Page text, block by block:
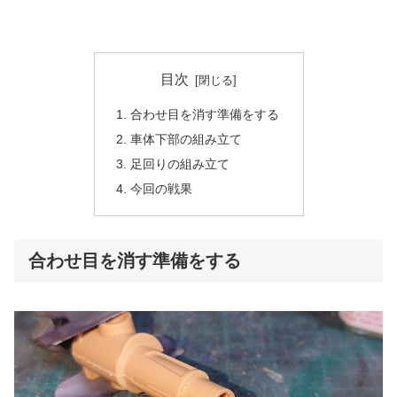
目次
合わせ目を消す準備をする
車体下部の組み立て
足回りの組み立て
今回の戦果
合わせ目を消す準備をする